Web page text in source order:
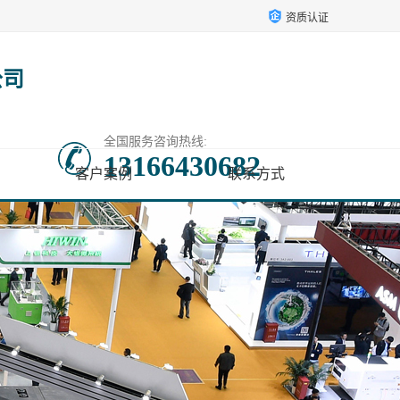
资质认证
全国服务咨询热线:
13166430682
客户案例 联系方式